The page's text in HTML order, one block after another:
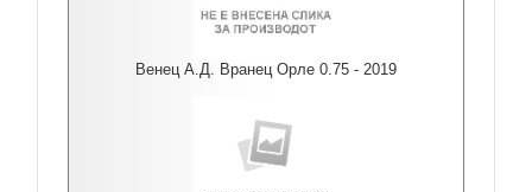
Венец А.Д. Вранец Орле 0.75 - 2019